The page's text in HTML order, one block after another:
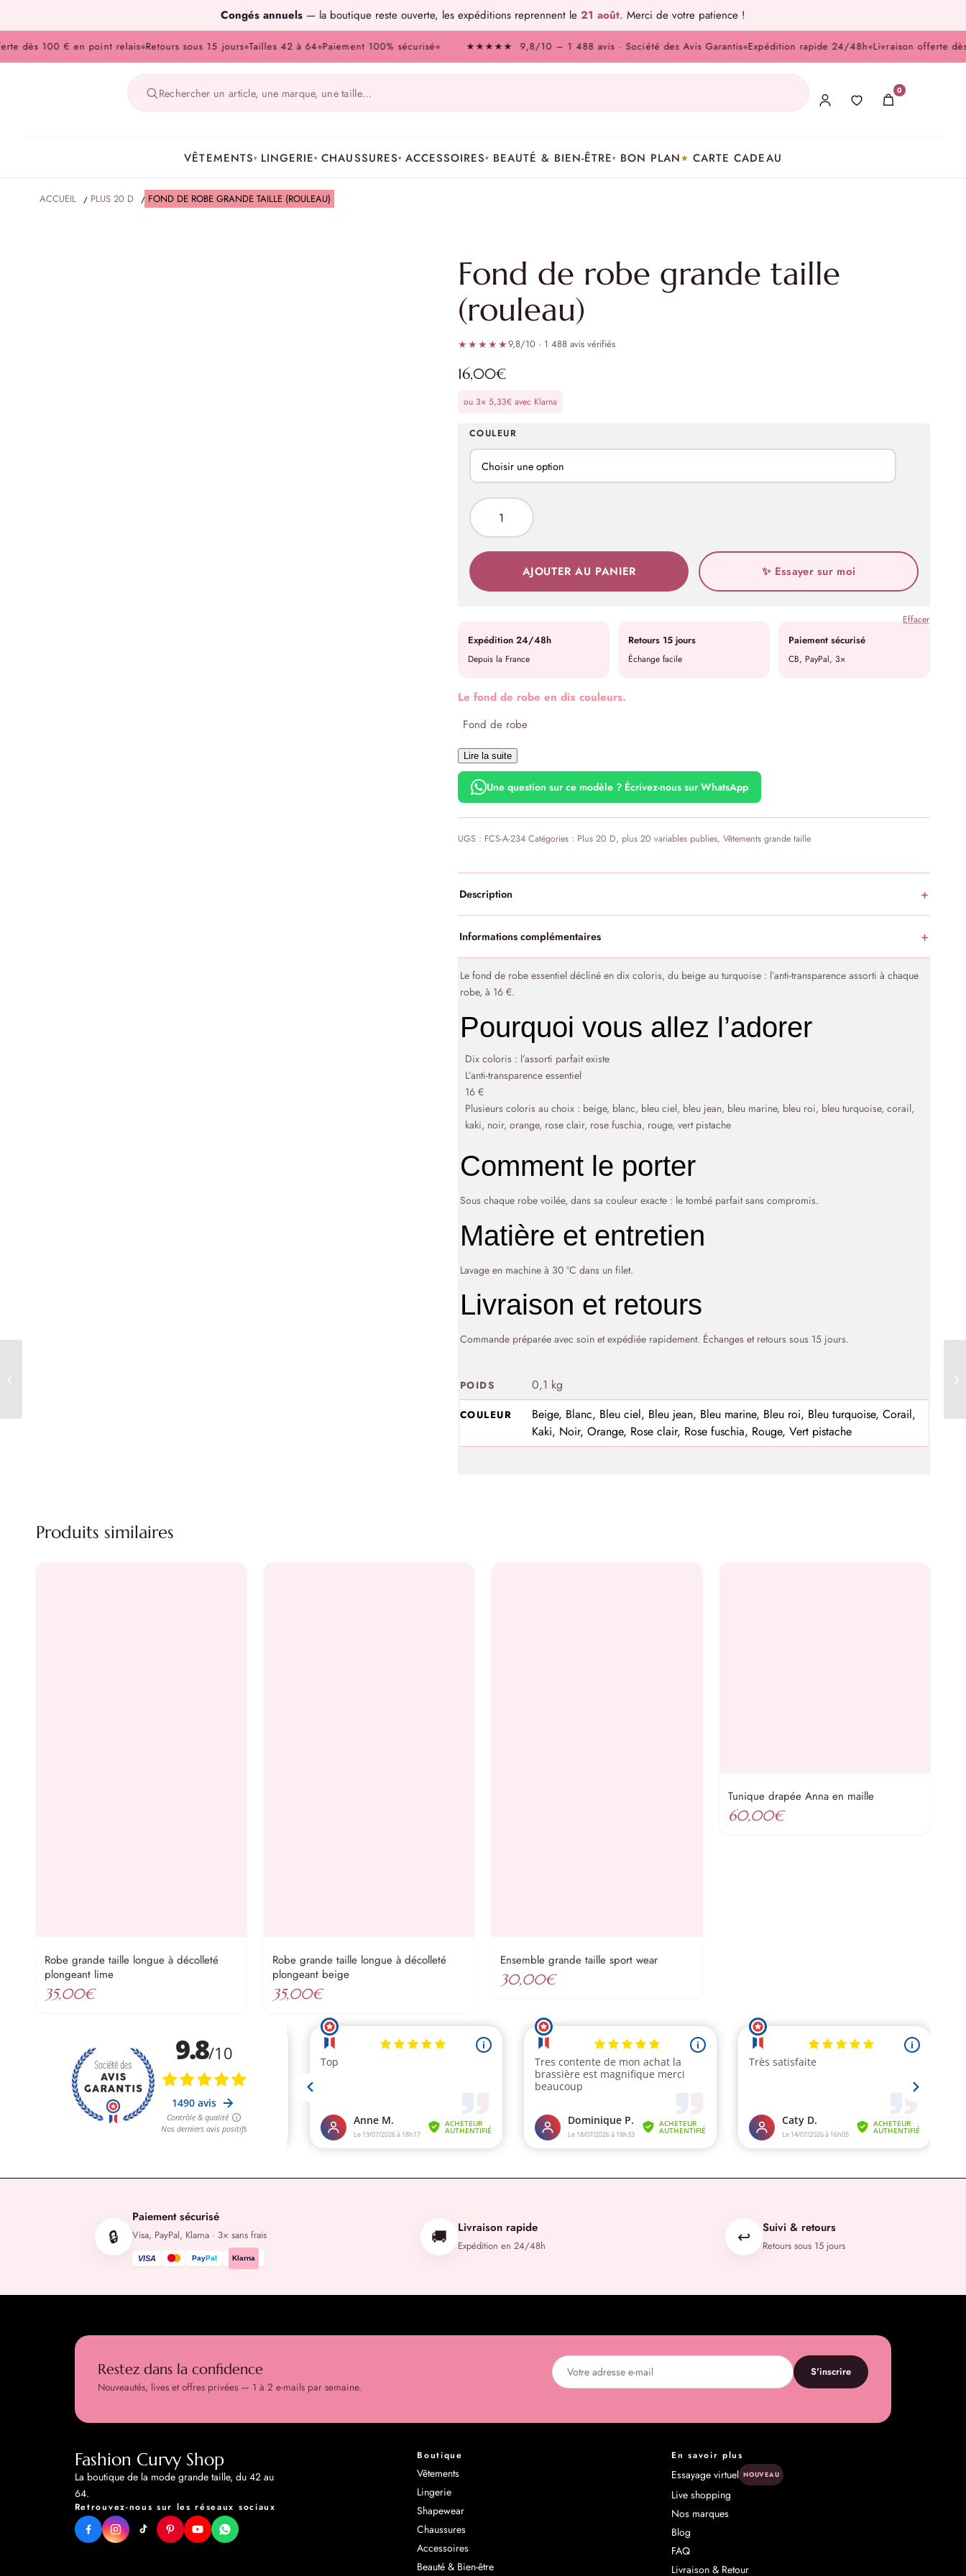
Congés annuels — la boutique reste ouverte, les expéditions reprennent le 21 août. Merci de votre patience !
100 € en point relais◆Retours sous 15 jours ◆Tailles 42 à 64 ◆Paiement 100% sécurisé◆ ★★★★★ 9,8/10 – 1 488 avis · Société des Avis Garantis◆Expédition rapide 24/48h◆Livraison offerte dès
0
VÊTEMENTS▾ LINGERIE▾ CHAUSSURES▾ ACCESSOIRES▾ BEAUTÉ & BIEN-ÊTRE▾ BON PLAN CARTE CADEAU
ACCUEIL / PLUS 20 D / FOND DE ROBE GRANDE TAILLE (ROULEAU)
Fond de robe grande taille
(rouleau)
16,00€
ou 3× 5,33€avec Klarna
COULEUR
Effacer
AJOUTER AU PANIER ✨ Essayer sur moi
Expédition 24/48h
Depuis la France
Retours 15 jours
Échange facile
Paiement sécurisé
CB, PayPal, 3×
★★★★★9,8/10 · 1 488 avis vérifiés
Le fond de robe en dix couleurs.
Fond de robe
Lire la suite
Une question sur ce modèle ? Écrivez-nous sur WhatsApp
UGS : FCS-A-234 Catégories : Plus 20 D, plus 20 variables publies, Vêtements grande taille
Description
Informations complémentaires
Le fond de robe essentiel décliné en dix coloris, du beige au turquoise : l’anti-transparence assorti à chaque
robe, à 16 €.
Pourquoi vous allez l’adorer
Dix coloris : l’assorti parfait existe
L’anti-transparence essentiel
16 €
Plusieurs coloris au choix : beige, blanc, bleu ciel, bleu jean, bleu marine, bleu roi, bleu turquoise, corail,
kaki, noir, orange, rose clair, rose fuschia, rouge, vert pistache
Comment le porter
Sous chaque robe voilée, dans sa couleur exacte : le tombé parfait sans compromis.
Matière et entretien
Lavage en machine à 30 °C dans un filet.
Livraison et retours
Commande préparée avec soin et expédiée rapidement. Échanges et retours sous 15 jours.
POIDS 0,1 kg
COULEUR
Beige, Blanc, Bleu ciel, Bleu jean, Bleu marine, Bleu roi, Bleu turquoise, Corail,
Kaki, Noir, Orange, Rose clair, Rose fuschia, Rouge, Vert pistache
Produits similaires
Robe grande taille longue à décolleté
plongeant lime
35,00€
Robe grande taille longue à décolleté
plongeant beige
35,00€
Ensemble grande taille sport wear
30,00€
Tunique drapée Anna en maille
60,00€
🔒
Paiement sécurisé
Visa, PayPal, Klarna · 3× sans frais
VISA PayPal Klarna
🚚 Livraison rapide
Expédition en 24/48h ↩️ Suivi & retours
Retours sous 15 jours
Restez dans la confidence
Nouveautés, lives et offres privées — 1 à 2 e-mails par semaine.
S'inscrire
Fashion Curvy Shop
La boutique de la mode grande taille, du 42 au
64.
Retrouvez-nous sur les réseaux sociaux
Boutique
Vêtements
Lingerie
Shapewear
Chaussures
Accessoires
Beauté & Bien-être
En savoir plus
Essayage virtuel NOUVEAU
Live shopping
Nos marques
Blog
FAQ
Livraison & Retour